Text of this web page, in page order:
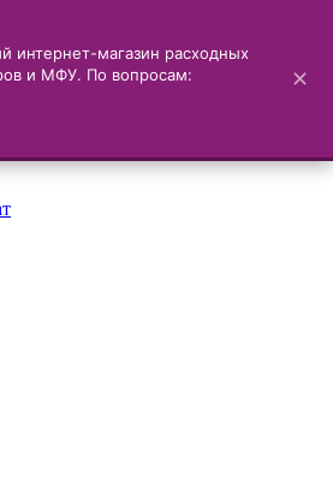
интернет-магазин расходных
и МФУ. По вопросам:
✕